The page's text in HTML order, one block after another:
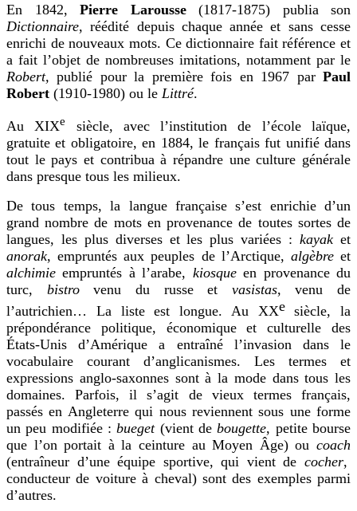
En 1842, Pierre Larousse (1817-1875) publia son
Dictionnaire, réédité depuis chaque année et sans cesse
enrichi de nouveaux mots. Ce dictionnaire fait référence et
a fait l’objet de nombreuses imitations, notamment par le
Robert,publié pour la première fois en 1967 parPaul
Robert (1910-1980) ou le Littré.
Au XIXe
siècle, avec l’institution de l’école laïque,
gratuite et obligatoire, en 1884, le français fut unifié dans
tout le pays et contribua à répandre une culture générale
dans presque tous les milieux.
De tous temps, la langue française s’est enrichie d’un
grand nombre de mots en provenance de toutes sortes de
langues, les plus diverses et les plus variées :kayak et
anorak, empruntés aux peuples de l’Arctique, algèbreet
alchimie empruntés à l’arabe, kiosqueen provenance du
turc, bistrovenu du russe et vasistas, venu de
l’autrichien… La liste est longue. Au XXesiècle, la
prépondérance politique, économique et culturelle des
États-Unis d’Amérique a entraîné l’invasion dans le
vocabulaire courant d’anglicanismes. Les termes et
expressions anglo-saxonnes sont à la mode dans tous les
domaines. Parfois, il s’agit de vieux termes français,
passés en Angleterre qui nous reviennent sous une forme
un peu modifiée :bueget(vient debougette, petite bourse
que l’on portait à la ceinture au Moyen Âge) ou coach
(entraîneur d’une équipe sportive, qui vient de cocher,
conducteur de voiture à cheval) sont des exemples parmi
d’autres.